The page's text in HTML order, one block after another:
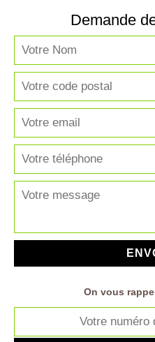
Demande
On vous